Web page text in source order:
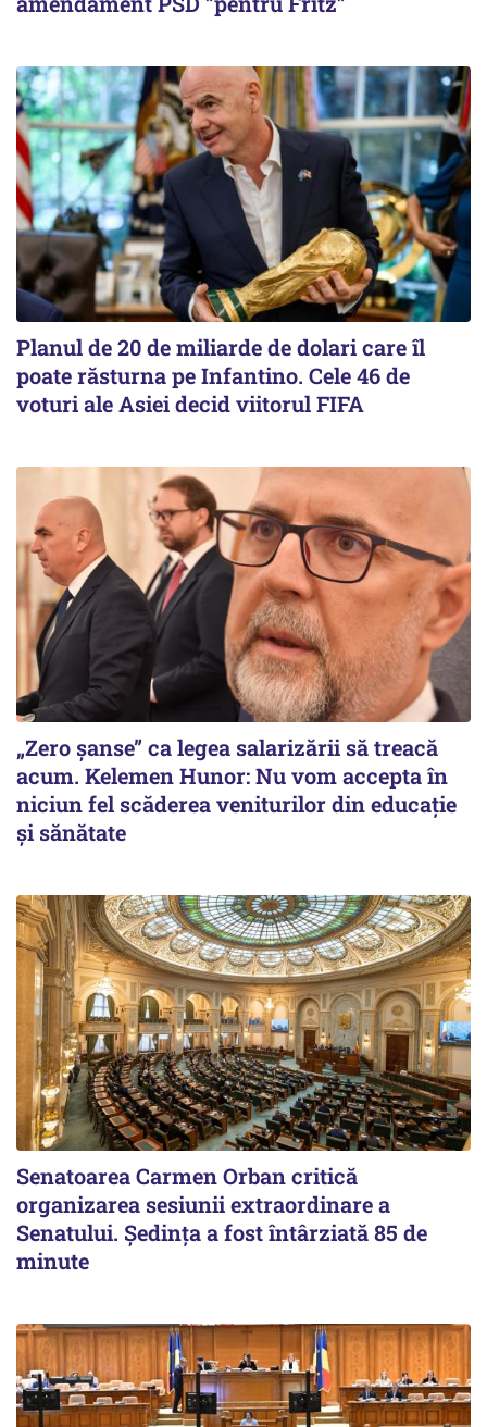
Planul de 20 de miliarde de dolari care îl
poate răsturna pe Infantino. Cele 46 de
voturi ale Asiei decid viitorul FIFA
„Zero șanse” ca legea salarizării să treacă
acum. Kelemen Hunor: Nu vom accepta în
niciun fel scăderea veniturilor din educație
și sănătate
Senatoarea Carmen Orban critică
organizarea sesiunii extraordinare a
Senatului. Şedinţa a fost întârziată 85 de
minute